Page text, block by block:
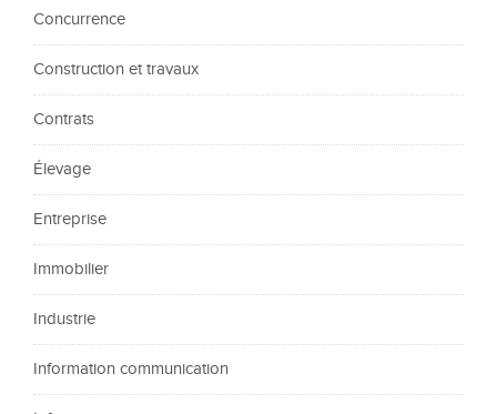
Concurrence
Construction et travaux
Contrats
Élevage
Entreprise
Immobilier
Industrie
Information communication